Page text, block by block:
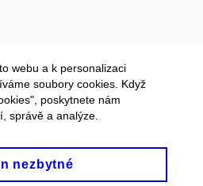
webu a k personalizaci
soubory cookies. Když
poskytnete nám
správě a analýze.
nezbytné